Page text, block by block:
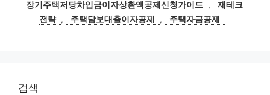
장기주택저당차입금이자상환액공제신청가이드 ,
재테크
전략 , 주택담보대출이자공제 , 주택자금공제
검색